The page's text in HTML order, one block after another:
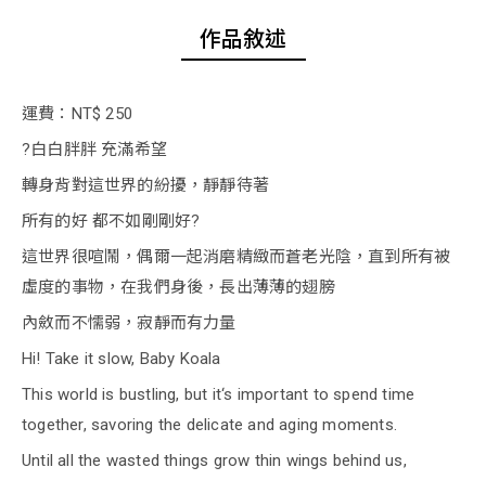
作品敘述
運費：NT$ 250
?白白胖胖 充滿希望
轉身背對這世界的紛擾，靜靜待著
所有的好 都不如剛剛好?
這世界很喧鬧，偶爾一起消磨精緻而蒼老光陰，直到所有被
虛度的事物，在我們身後，長出薄薄的翅膀
內斂而不懦弱，寂靜而有力量
Hi! Take it slow, Baby Koala
This world is bustling, but it‘s important to spend time
together, savoring the delicate and aging moments.
Until all the wasted things grow thin wings behind us,